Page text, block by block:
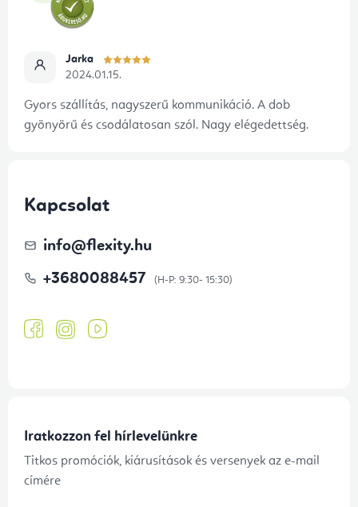
Jarka
2024.01.15.
Gyors szállítás, nagyszerű kommunikáció. A dob
gyönyörű és csodálatosan szól. Nagy elégedettség.
Kapcsolat
info@flexity.hu
+3680088457
Iratkozzon fel hírlevelünkre
Titkos promóciók, kiárusítások és versenyek az e-mail
címére